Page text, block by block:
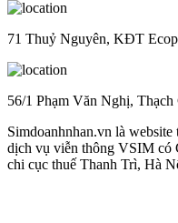
71 Thuỷ Nguyên, KĐT
56/1 Phạm Văn Nghị,
Simdoanhnhan.vn là
dịch vụ viễn thông VSIM có
chi cục thuế Thanh Trì, Hà